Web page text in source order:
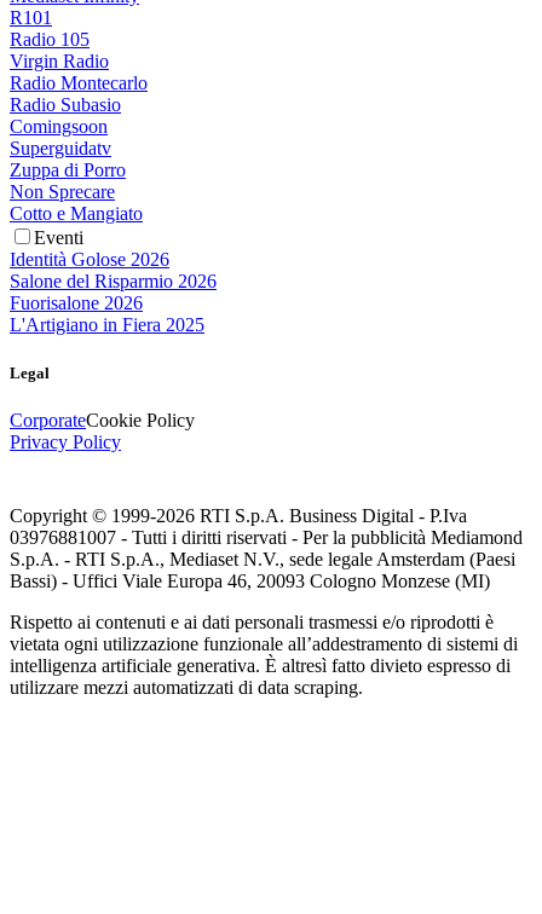
R101
Radio 105
Virgin Radio
Radio Montecarlo
Radio Subasio
Comingsoon
Superguidatv
Zuppa di Porro
Non Sprecare
Cotto e Mangiato
Eventi
Identità Golose 2026
Salone del Risparmio 2026
Fuorisalone 2026
L'Artigiano in Fiera 2025
Legal
CorporateCookie Policy
Privacy Policy
Copyright © 1999-2026 RTI S.p.A. Business Digital - P.Iva
03976881007 - Tutti i diritti riservati - Per la pubblicità Mediamond
S.p.A. - RTI S.p.A., Mediaset N.V., sede legale Amsterdam (Paesi
Bassi) - Uffici Viale Europa 46, 20093 Cologno Monzese (MI)
Rispetto ai contenuti e ai dati personali trasmessi e/o riprodotti è
vietata ogni utilizzazione funzionale all’addestramento di sistemi di
intelligenza artificiale generativa. È altresì fatto divieto espresso di
utilizzare mezzi automatizzati di data scraping.